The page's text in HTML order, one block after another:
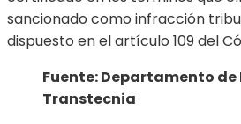
sancionado como infracción
dispuesto en el artículo 109 del
Fuente: Departamento de
Transtecnia